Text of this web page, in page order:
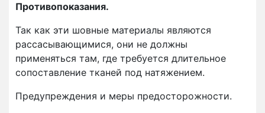
Противопоказания.
Так как эти шовные материалы являются
рассасывающимися, они не должны
применяться там, где требуется длительное
сопоставление тканей под натяжением.
Предупреждения и меры предосторожности.